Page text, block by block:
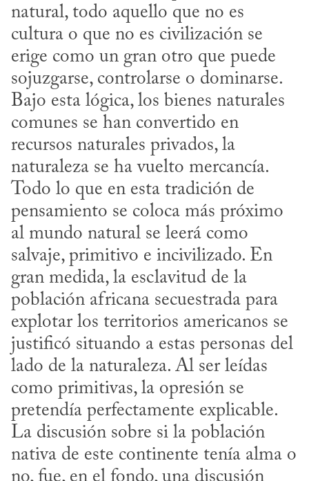
natural, todo aquello que no es
cultura o que no es civilización se
erige como un gran otro que puede
sojuzgarse, controlarse o dominarse.
Bajo esta lógica, los bienes naturales
comunes se han convertido en
recursos naturales privados, la
naturaleza se ha vuelto mercancía.
Todo lo que en esta tradición de
pensamiento se coloca más próximo
al mundo natural se leerá como
salvaje, primitivo e incivilizado. En
gran medida, la esclavitud de la
población africana secuestrada para
explotar los territorios americanos se
justificó situando a estas personas del
lado de la naturaleza. Al ser leídas
como primitivas, la opresión se
pretendía perfectamente explicable.
La discusión sobre si la población
nativa de este continente tenía alma o